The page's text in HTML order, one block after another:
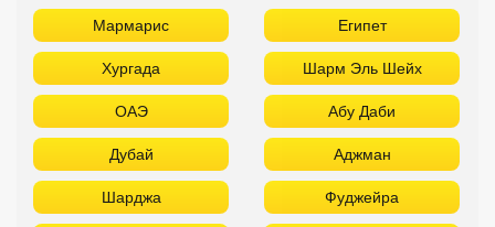
Мармарис Египет
Хургада Шарм Эль Шейх
ОАЭ Абу Даби
Дубай Аджман
Шарджа Фуджейра